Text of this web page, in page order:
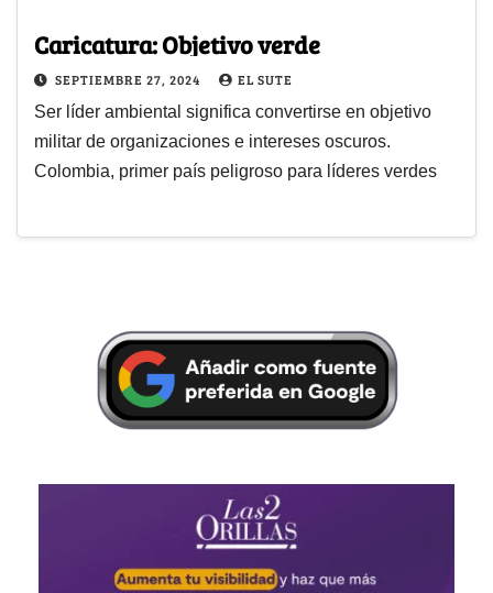
Caricatura: Objetivo verde
SEPTIEMBRE 27, 2024 EL SUTE
Ser líder ambiental significa convertirse en objetivo
militar de organizaciones e intereses oscuros.
Colombia, primer país peligroso para líderes verdes